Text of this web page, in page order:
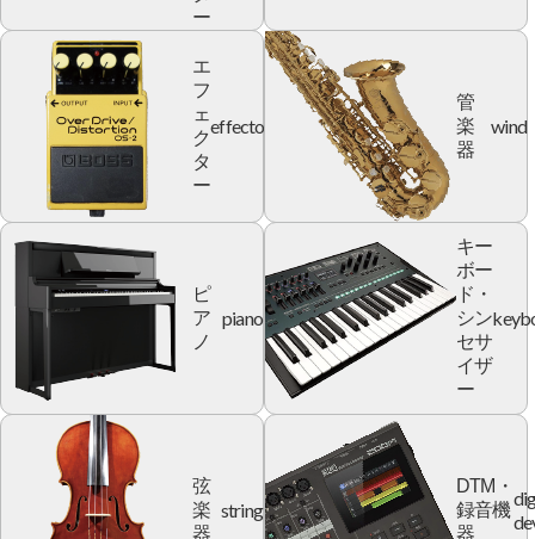
ー
エ
フ
ェ
ク
タ
ー
effector
管
楽
器
wind
ピ
ア
ノ
piano
キー
ボー
ド・
シン
セサ
イザ
ー
弦
楽
器
string
DTM・
録音機
器